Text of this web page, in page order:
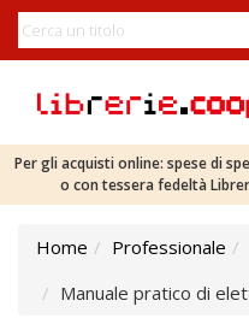
Per gli acquisti online: spese di
o con tessera fedeltà
Home Professionale
Manuale pratico di